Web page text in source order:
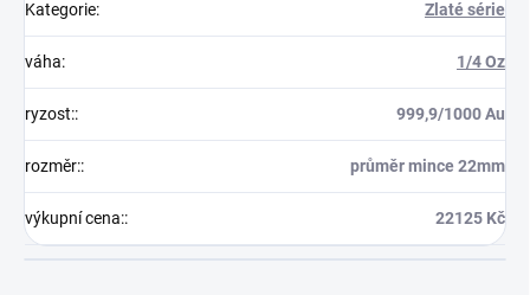
Kategorie: Zlaté série
váha: 1/4 Oz
ryzost:: 999,9/1000 Au
rozměr:: průměr mince 22mm
výkupní cena:: 22125 Kč